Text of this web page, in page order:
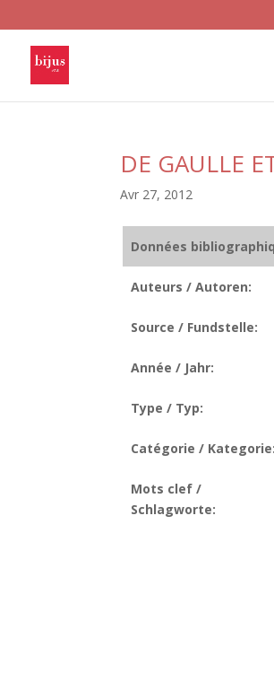
DE GAULLE
Avr 27, 2012
Données
Auteurs / Autoren:
Source / Fundstelle:
Année / Jahr:
Type / Typ:
Catégorie / Kategorie:
Mots clef /
Schlagworte: